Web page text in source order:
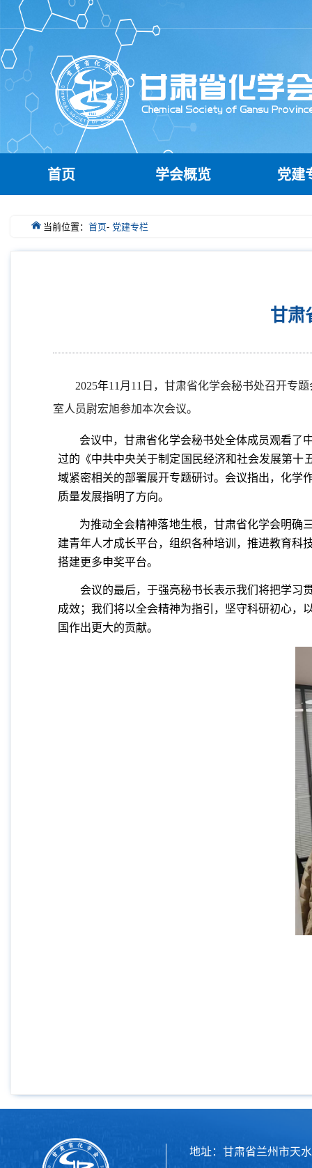
首页 学会概览 党建
当前位置： 首页- 党建专栏
甘肃
2025年11 月 11 日，甘肃省化学会秘书处召开专
室人员尉宏旭参加本次会议。
会议中，甘肃省化学会秘书处全体成员观看了
过的《中共中央关于制定国民经济和社会发展第十
域紧密相关的部署展开专题研讨。会议指出，化学
质量发展指明了方向。
为推动全会精神落地生根，甘肃省化学会明确
建青年人才成长平台，组织各种培训，推进教育科
搭建更多申奖平台。
会议的最后，于强亮秘书长表示我们将把学习贯
成效；我们将以全会精神为指引，坚守科研初心，
国作出更大的贡献。
地址：甘肃省兰州市天